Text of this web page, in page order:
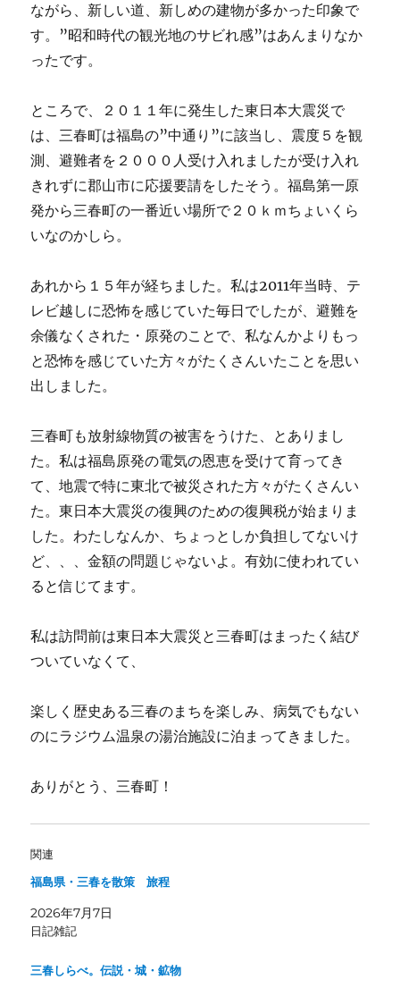
ながら、新しい道、新しめの建物が多かった印象で
す。”昭和時代の観光地のサビれ感”はあんまりなか
ったです。
ところで、２０１１年に発生した東日本大震災で
は、三春町は福島の”中通り”に該当し、震度５を観
測、避難者を２０００人受け入れましたが受け入れ
きれずに郡山市に応援要請をしたそう。福島第一原
発から三春町の一番近い場所で２０ｋｍちょいくら
いなのかしら。
あれから１５年が経ちました。私は2011年当時、テ
レビ越しに恐怖を感じていた毎日でしたが、避難を
余儀なくされた・原発のことで、私なんかよりもっ
と恐怖を感じていた方々がたくさんいたことを思い
出しました。
三春町も放射線物質の被害をうけた、とありまし
た。私は福島原発の電気の恩恵を受けて育ってき
て、地震で特に東北で被災された方々がたくさんい
た。東日本大震災の復興のための復興税が始まりま
した。わたしなんか、ちょっとしか負担してないけ
ど、、、金額の問題じゃないよ。有効に使われてい
ると信じてます。
私は訪問前は東日本大震災と三春町はまったく結び
ついていなくて、
楽しく歴史ある三春のまちを楽しみ、病気でもない
のにラジウム温泉の湯治施設に泊まってきました。
ありがとう、三春町！
関連
福島県・三春を散策 旅程
2026年7月7日
日記雑記
三春しらべ。伝説・城・鉱物